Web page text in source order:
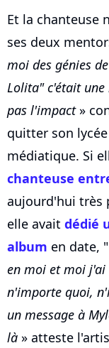
Et la chanteuse
ses deux
moi des génies
Lolita" c'était une
pas l'impact»
quitter son
médiatique. Si
chanteuse
aujourd'hui très
elle avait dédié
album en date,
en moi et moi j'ai
n'importe quoi,
un message à
là » atteste